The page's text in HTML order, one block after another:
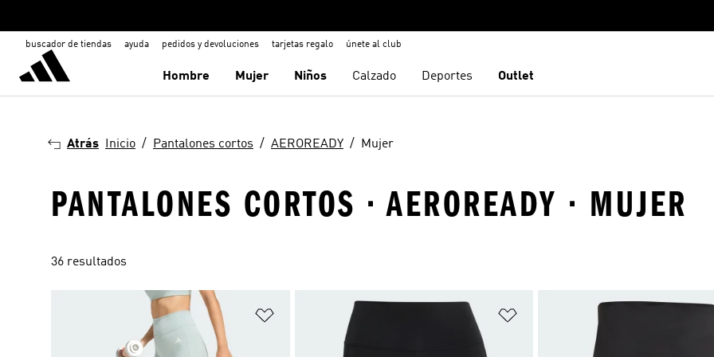
buscador de tiendas ayuda pedidos y devoluciones tarjetas regalo únete al club
Hombre Mujer Niños Calzado Deportes Outlet
Atrás Inicio Pantalones cortos AEROREADY Mujer
PANTALONES CORTOS · AEROREADY · MUJER
36 resultados
Añadir a la lista de deseos Añadir a la lista de deseos